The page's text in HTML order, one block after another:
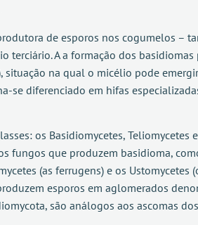
de esporos nos cogumelos –
terciário. A a formação dos
na qual o micélio pode
se diferenciado em hifas
os Basidiomycetes, Teliomycetes
fungos que produzem basidioma,
(as ferrugens) e os Ustomycetes
esporos em aglomerados
são análogos aos ascomas